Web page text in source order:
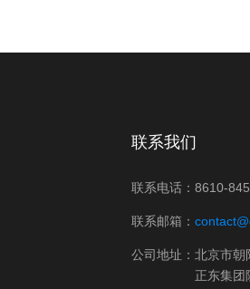
联系我们
联系电话：8610-
联系邮箱：
公司地址：北京市朝
正东集团院内